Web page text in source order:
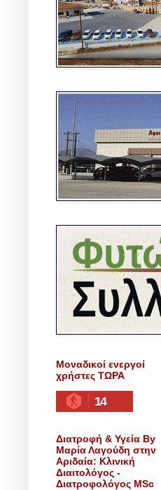
Μοναδικοί ενεργοί
χρήστες ΤΩΡΑ
14
Διατροφή & Υγεία By
Μαρία Λαγούδη στην
Αριδαία: Κλινική
Διαιτολόγος -
Διατροφολόγος MSc